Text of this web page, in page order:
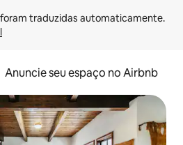
Anuncie seu espaço no Airbnb